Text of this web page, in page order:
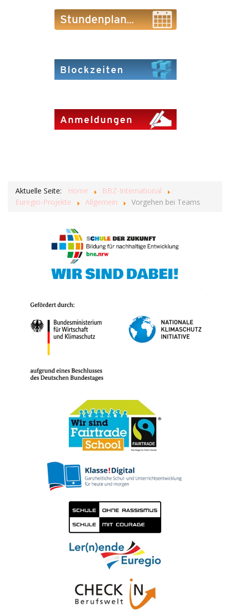
Aktuelle Seite: Home
BBZ-International
Euregio-Projekte
Allgemein Vorgehen bei Teams